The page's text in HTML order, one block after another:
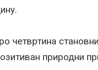
четвртина
природни